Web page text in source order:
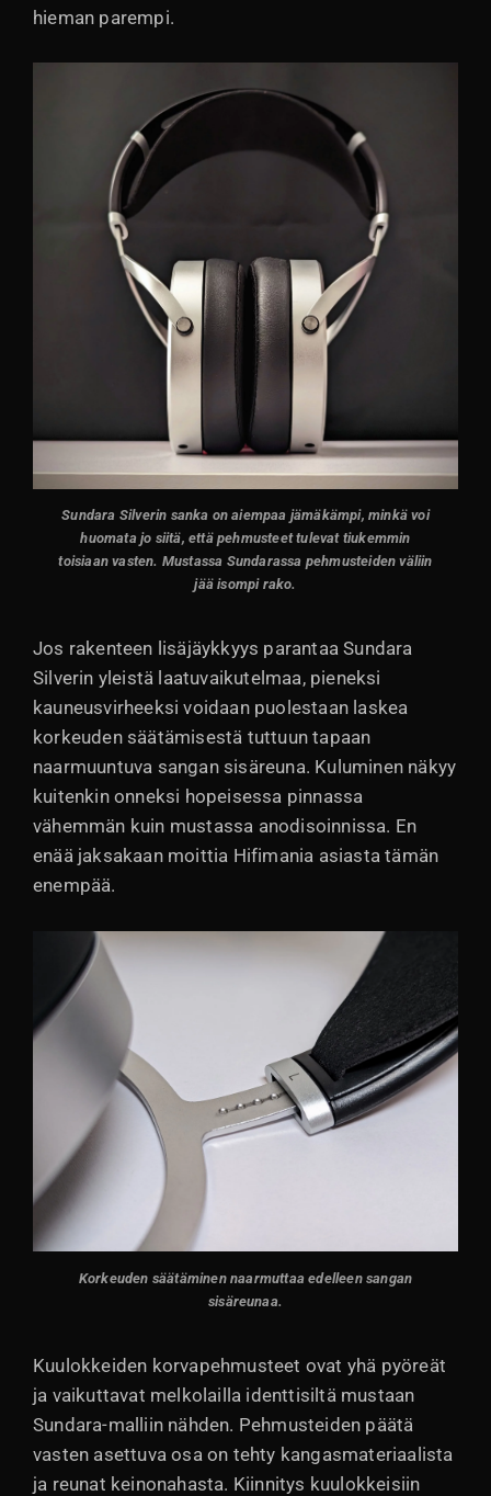
hieman parempi.
Sundara Silverin sanka on aiempaa jämäkämpi, minkä voi
huomata jo siitä, että pehmusteet tulevat tiukemmin
toisiaan vasten. Mustassa Sundarassa pehmusteiden väliin
jää isompi rako.
Jos rakenteen lisäjäykkyys parantaa Sundara
Silverin yleistä laatuvaikutelmaa, pieneksi
kauneusvirheeksi voidaan puolestaan laskea
korkeuden säätämisestä tuttuun tapaan
naarmuuntuva sangan sisäreuna. Kuluminen näkyy
kuitenkin onneksi hopeisessa pinnassa
vähemmän kuin mustassa anodisoinnissa. En
enää jaksakaan moittia Hifimania asiasta tämän
enempää.
Korkeuden säätäminen naarmuttaa edelleen sangan
sisäreunaa.
Kuulokkeiden korvapehmusteet ovat yhä pyöreät
ja vaikuttavat melkolailla identtisiltä mustaan
Sundara-malliin nähden. Pehmusteiden päätä
vasten asettuva osa on tehty kangasmateriaalista
ja reunat keinonahasta. Kiinnitys kuulokkeisiin